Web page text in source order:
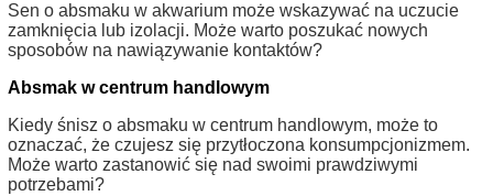
Sen o absmaku w akwarium może wskazywać na uczucie
zamknięcia lub izolacji. Może warto poszukać nowych
sposobów na nawiązywanie kontaktów?
Absmak w centrum handlowym
Kiedy śnisz o absmaku w centrum handlowym, może to
oznaczać, że czujesz się przytłoczona konsumpcjonizmem.
Może warto zastanowić się nad swoimi prawdziwymi
potrzebami?